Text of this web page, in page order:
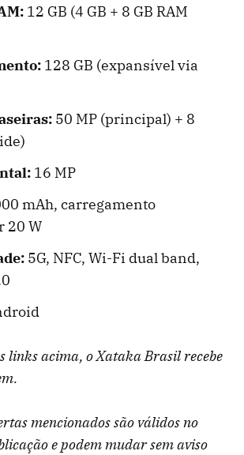
12 GB (4 GB + 8 GB RAM
128 GB (expansível via
50 MP (principal) + 8
16 MP
mAh, carregamento
20 W
5G, NFC, Wi-Fi dual band,
links acima, o Xataka Brasil recebe
mencionados são válidos no
e podem mudar sem aviso